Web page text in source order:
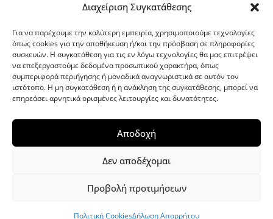
Διαχείριση Συγκατάθεσης
Για να παρέχουμε την καλύτερη εμπειρία, χρησιμοποιούμε τεχνολογίες
όπως cookies για την αποθήκευση ή/και την πρόσβαση σε πληροφορίες
συσκευών. Η συγκατάθεση για τις εν λόγω τεχνολογίες θα μας επιτρέψει
να επεξεργαστούμε δεδομένα προσωπικού χαρακτήρα, όπως
συμπεριφορά περιήγησης ή μοναδικά αναγνωριστικά σε αυτόν τον
ιστότοπο. Η μη συγκατάθεση ή η ανάκληση της συγκατάθεσης, μπορεί να
επηρεάσει αρνητικά ορισμένες λειτουργίες και δυνατότητες.
Αποδοχή
Δεν αποδέχομαι
Προβολή προτιμήσεων
Πολιτική CookiesΔήλωση Απορρήτου
G-point.gr
WordPress Theme|Viral Newsby HashThemes